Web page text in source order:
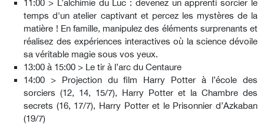
11:00 > L’alchimie du Luc : devenez un apprenti sorcier le
temps d'un atelier captivant et percez les mystères de la
matière ! En famille, manipulez des éléments surprenants et
réalisez des expériences interactives où la science dévoile
sa véritable magie sous vos yeux.
13:00 à 15:00 > Le tir à l’arc du Centaure
14:00 >
Projection du film Harry Potter à l’école des
sorciers (12, 14, 15/7), Harry Potter et la Chambre des
secrets (16, 17/7), Harry Potter et le Prisonnier d’Azkaban
(19/7)